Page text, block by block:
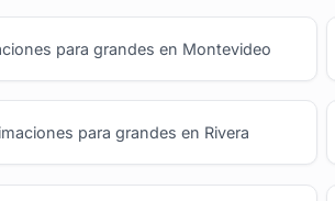
para grandes en Montevideo
para grandes en Rivera